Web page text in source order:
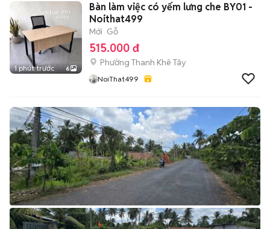
1 phút trước 6
Bàn làm việc có yếm lưng che BY01 -
Noithat499
Mới Gỗ
515.000 đ
Phường Thanh Khê Tây
NoiThat499